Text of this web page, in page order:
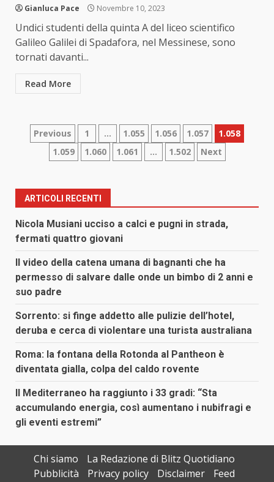
Gianluca Pace Novembre 10, 2023
Undici studenti della quinta A del liceo scientifico
Galileo Galilei di Spadafora, nel Messinese, sono
tornati davanti...
Read More
Paginazione
degli
articoli
Previous 1 … 1.055 1.056 1.057
1.058
1.059
1.060 1.061 … 1.502 Next
ARTICOLI RECENTI
Nicola Musiani ucciso a calci e pugni in strada,
fermati quattro giovani
Il video della catena umana di bagnanti che ha
permesso di salvare dalle onde un bimbo di 2 anni e
suo padre
Sorrento: si finge addetto alle pulizie dell’hotel,
deruba e cerca di violentare una turista australiana
Roma: la fontana della Rotonda al Pantheon è
diventata gialla, colpa del caldo rovente
Il Mediterraneo ha raggiunto i 33 gradi: “Sta
accumulando energia, così aumentano i nubifragi e
gli eventi estremi”
Chi siamo
La Redazione di Blitz Quotidiano
Pubblicità
Privacy policy Disclaimer Feed